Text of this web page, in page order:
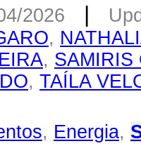
2026 |
,
, SAMIRIS
, TAÍLA
, Energia,